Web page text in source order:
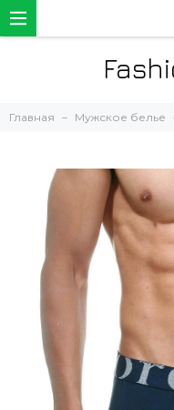
Главная Мужское белье